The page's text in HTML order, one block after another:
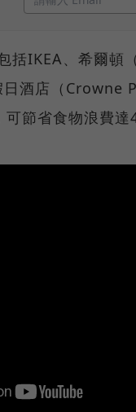
括IKEA、希爾
酒店（Crowne
節省食物浪費達